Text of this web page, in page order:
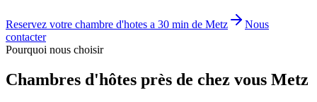
Reservez votre chambre d'hotes a 30 min de Metz
Nous
contacter
Pourquoi nous choisir
Chambres d'hôtes près de chez vous Metz